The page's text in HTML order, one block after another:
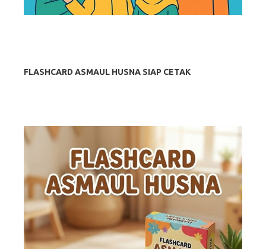
FLASHCARD ASMAUL HUSNA SIAP CETAK